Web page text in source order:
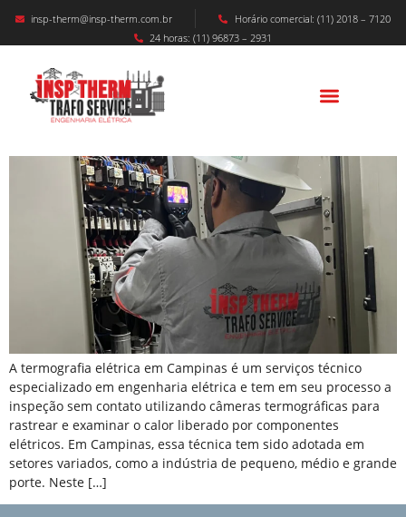
insp-therm@insp-therm.com.br
Horário comercial: (11) 2018 – 7120
24 horas: (11) 96873 – 2931
Termografia Elétrica Em Campinas
A termografia elétrica em Campinas é um serviços técnico
especializado em engenharia elétrica e tem em seu processo a
inspeção sem contato utilizando câmeras termográficas para
rastrear e examinar o calor liberado por componentes
elétricos. Em Campinas, essa técnica tem sido adotada em
setores variados, como a indústria de pequeno, médio e grande
porte. Neste […]